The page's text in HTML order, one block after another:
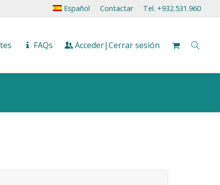
Español Contactar Tel. +932.531.960
FAQs Acceder|Cerrar sesión